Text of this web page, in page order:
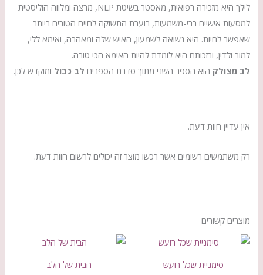
לילך היא מזכירה רפואית, מאסטר בשיטת NLP, מרצה ומלווה הוליסטית
למסעות אישיים רבי-משמעות, בוערת התשוקה לחיים הטובים ביותר
שאפשר לחיות. היא נשואה לשמעון, האיש שלה ומאהבהּ, ואימא ללי,
למור ולדין, ובזכותם היא לומדת להיות האימא הכי טובה.
לב מצולק הוא הספר השני מתוך סדרת הספרים לב כבול ומוקדש לכן.
אין עדיין חוות דעת.
רק משתמשים רשומים אשר רכשו מוצר זה יכולים לרשום חוות דעת.
מוצרים קשורים
סימניית שכל רועש הבית של הלב